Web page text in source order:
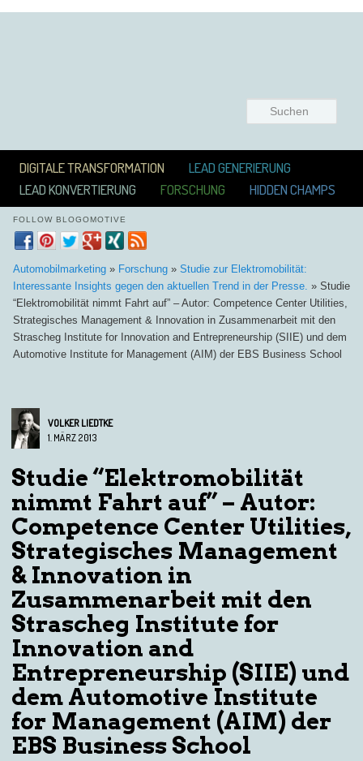
Suchen
ZUM INHALT WECHSELN
ZUM SEKUNDÄREN INHALT WECHSELN
DIGITALE TRANSFORMATION
LEAD GENERIERUNG
LEAD KONVERTIERUNG
FORSCHUNG HIDDEN CHAMPS
FOLLOW BLOGOMOTIVE
Automobilmarketing » Forschung » Studie zur Elektromobilität:
Interessante Insights gegen den aktuellen Trend in der Presse. » Studie
“Elektromobilität nimmt Fahrt auf” – Autor: Competence Center Utilities,
Strategisches Management & Innovation in Zusammenarbeit mit den
Strascheg Institute for Innovation and Entrepreneurship (SIIE) und dem
Automotive Institute for Management (AIM) der EBS Business School
VOLKER LIEDTKE
1. MÄRZ 2013
Studie “Elektromobilität
nimmt Fahrt auf” – Autor:
Competence Center Utilities,
Strategisches Management
& Innovation in
Zusammenarbeit mit den
Strascheg Institute for
Innovation and
Entrepreneurship (SIIE) und
dem Automotive Institute
for Management (AIM) der
EBS Business School